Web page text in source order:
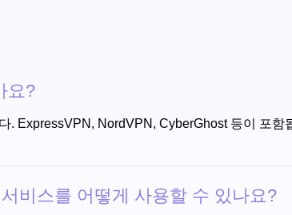
요?
ExpressVPN, NordVPN, CyberGhost 등이 포함
비스를 어떻게 사용할 수 있나요?